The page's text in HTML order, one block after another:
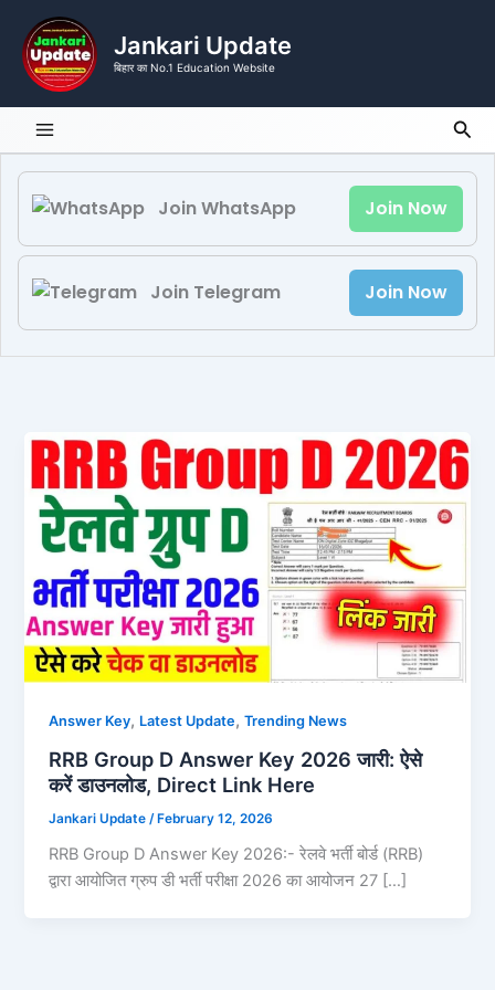
content
Jankari Update
बिहार का No.1 Education Website
Join WhatsApp Join Now
Join Telegram Join Now
Answer Key, Latest Update,Trending News
RRB Group D Answer Key 2026 जारी: ऐसे
करें डाउनलोड, Direct Link Here
Jankari Update /February 12, 2026
RRB Group D Answer Key 2026:- रेलवे भर्ती बोर्ड (RRB)
द्वारा आयोजित ग्रुप डी भर्ती परीक्षा 2026 का आयोजन 27 […]